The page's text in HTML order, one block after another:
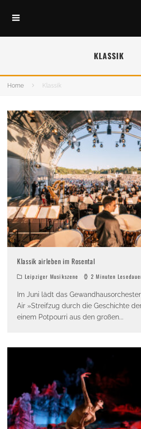
KLASSIK
Home Klassik
Klassik airleben im Rosental
Leipziger Musikszene 2 Minuten
Im Juni lädt das
Air »Streifzug durch die Geschichte
einem Potpourri aus den großen...